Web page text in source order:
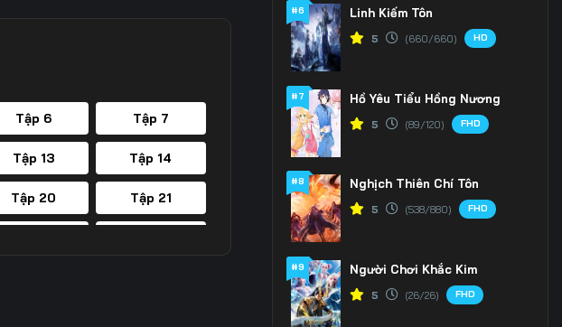
Tập 6 Tập 7
Tập 13 Tập 14
Tập 20 Tập 21
#6 Linh Kiếm Tôn
5 (660/660) HD
#7 Hồ Yêu Tiểu Hồng Nương
5 (89/120) FHD
#8 Nghịch Thiên Chí Tôn
5 (538/880) FHD
#9 Người Chơi Khắc Kim
5 (26/26) FHD